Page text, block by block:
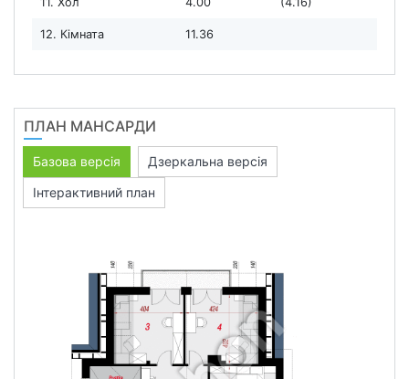
12. Кімната 11.36
ПЛАН МАНСАРДИ
Базова версія
Дзеркальна версія
Інтерактивний план